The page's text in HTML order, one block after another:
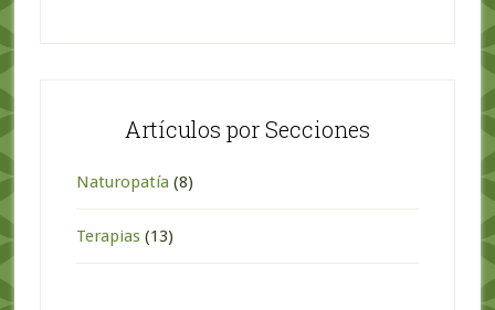
Artículos por Secciones
Naturopatía (8)
Terapias(13)